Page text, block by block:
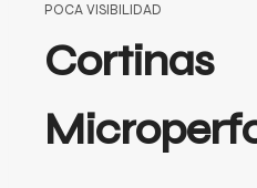
POCA VISIBILIDAD
Cortinas